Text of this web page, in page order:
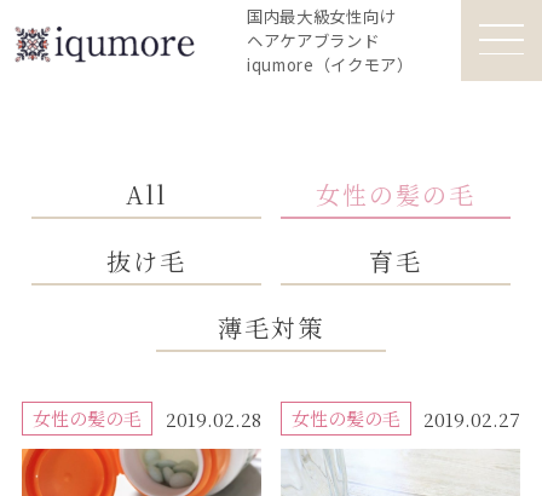
国内最大級女性向け
ヘアケアブランド
iqumore（イクモア）
All
女性の髪の毛
抜け毛
育毛
薄毛対策
女性の髪の毛 2019.02.28 女性の髪の毛 2019.02.27